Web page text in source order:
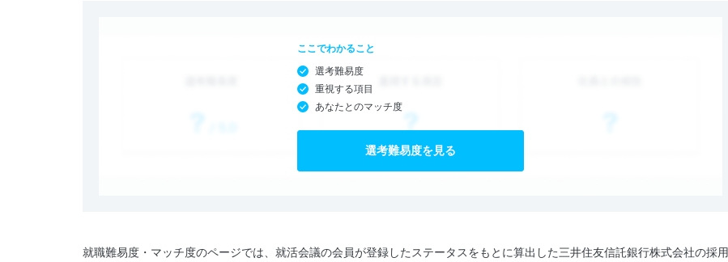
ここでわかること
選考難易度
重視する項目
あなたとのマッチ度
選考難易度を見る
就職難易度・マッチ度のページでは、就活会議の会員が登録したステータスをもとに算出した三井住友信託銀行株式会社の採用